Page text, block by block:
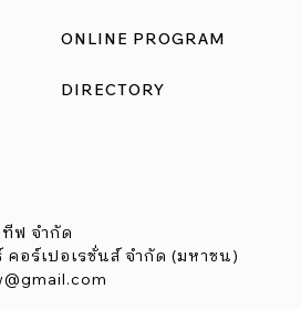
ONLINE PROGRAM
DIRECTORY
ฟ จำกัด
อร์เปอเรชั่นส์ จำกัด (มหาชน)